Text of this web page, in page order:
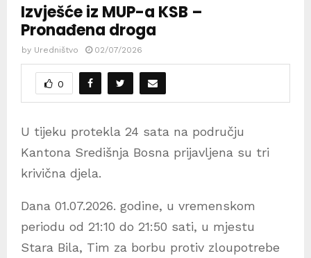
Izvješće iz MUP-a KSB –
Pronađena droga
by Uredništvo 02/07/2026
0
U tijeku protekla 24 sata na području
Kantona Središnja Bosna prijavljena su tri
krivična djela.
Dana 01.07.2026. godine, u vremenskom
periodu od 21:10 do 21:50 sati, u mjestu
Stara Bila, Tim za borbu protiv zloupotrebe